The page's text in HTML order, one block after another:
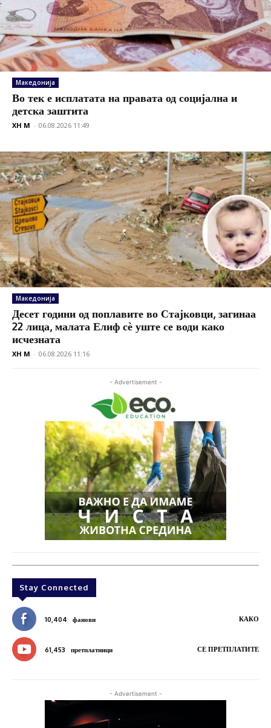
Македонија
Во тек е исплатата на правата од социјална и
детска заштита
XH M - 06.08.2026 11:49
Македонија
Десет години од поплавите во Стајковци, загинаа
22 лица, малата Елиф сѐ уште се води како
исчезната
XH M - 06.08.2026 11:16
- Advertisement -
Stay Connected
10,404 фанови КАКО
61,453 претплатници СЕ ПРЕТПЛАТИТЕ
- Advertisement -